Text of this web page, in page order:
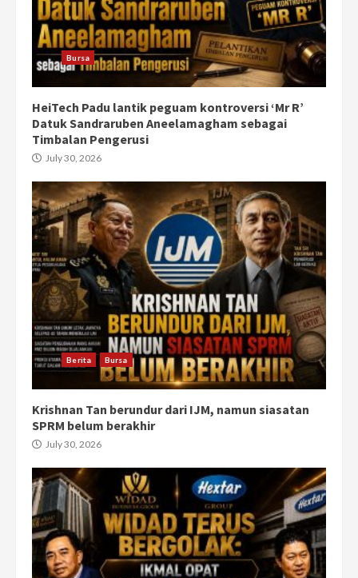
Bursa
HeiTech Padu lantik peguam kontroversi ‘Mr R’
Datuk Sandraruben Aneelamagham sebagai
Timbalan Pengerusi
July 30, 2026
Berita Bursa
Krishnan Tan berundur dari IJM, namun siasatan
SPRM belum berakhir
July 30, 2026